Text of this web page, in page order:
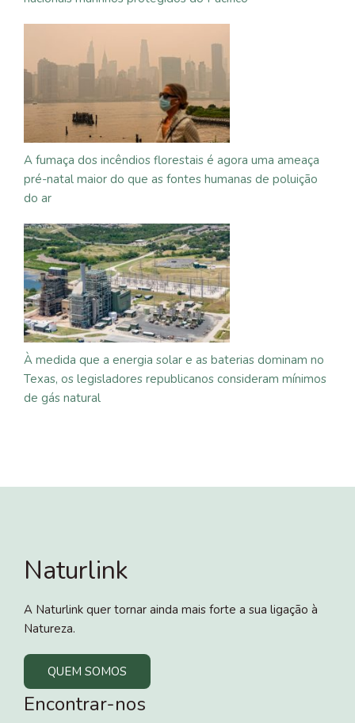
A fumaça dos incêndios florestais é agora uma ameaça
pré-natal maior do que as fontes humanas de poluição
do ar
À medida que a energia solar e as baterias dominam no
Texas, os legisladores republicanos consideram mínimos
de gás natural
Naturlink
A Naturlink quer tornar ainda mais forte a sua ligação à
Natureza.
QUEM SOMOS
Encontrar-nos